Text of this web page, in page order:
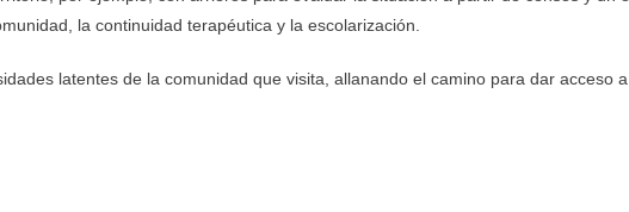
la continuidad terapéutica y la escolarización.
latentes de la comunidad que visita, allanando el camino para dar acceso